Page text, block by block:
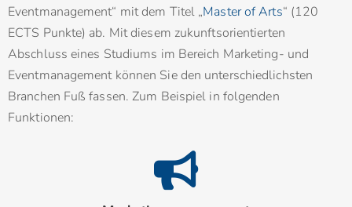
Eventmanagement“ mit dem Titel „Master of Arts“ (120
ECTS Punkte) ab. Mit diesem zukunftsorientierten
Abschluss eines Studiums im Bereich Marketing- und
Eventmanagement können Sie den unterschiedlichsten
Branchen Fuß fassen. Zum Beispiel in folgenden
Funktionen: